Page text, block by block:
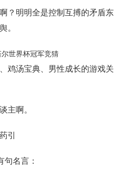
？明明全是控制互搏的矛盾东
。
鸡汤宝典、男性成长的游戏关
主啊。
引
句名言：